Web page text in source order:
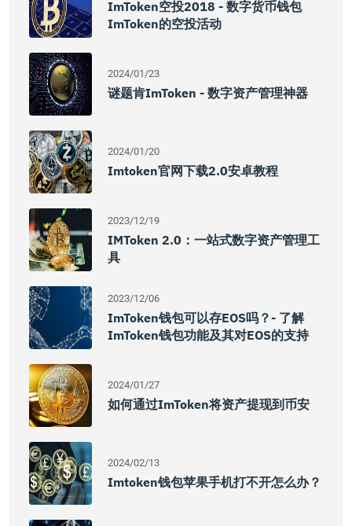
ImToken空投2018 - 数字货币钱包
ImToken的空投活动
2024/01/23
谜题肯imToken - 数字资产管理神器
2024/01/20
Imtoken官网下载2.0安卓教程
2023/12/19
IMToken 2.0：一站式数字资产管理工
具
2023/12/06
ImToken钱包可以存EOS吗？- 了解
ImToken钱包功能及其对EOS的支持
2024/01/27
如何通过imToken将资产提现到币安
2024/02/13
Imtoken钱包苹果手机打不开怎么办？